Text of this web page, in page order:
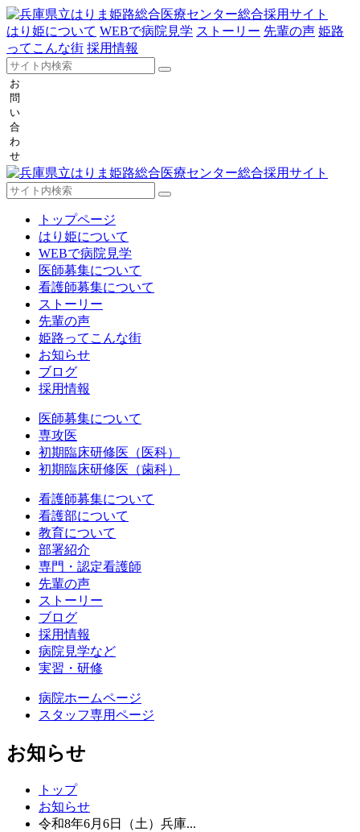
はり姫について WEBで病院見学 ストーリー 先輩の声 姫路
ってこんな街 採用情報
お
問
い
合
わ
せ
トップページ
はり姫について
WEBで病院見学
医師募集について
看護師募集について
ストーリー
先輩の声
姫路ってこんな街
お知らせ
ブログ
採用情報
医師募集について
専攻医
初期臨床研修医（医科）
初期臨床研修医（歯科）
看護師募集について
看護部について
教育について
部署紹介
専門・認定看護師
先輩の声
ストーリー
ブログ
採用情報
病院見学など
実習・研修
病院ホームページ
スタッフ専用ページ
お知らせ
トップ
お知らせ
令和8年6月6日（土）兵庫...